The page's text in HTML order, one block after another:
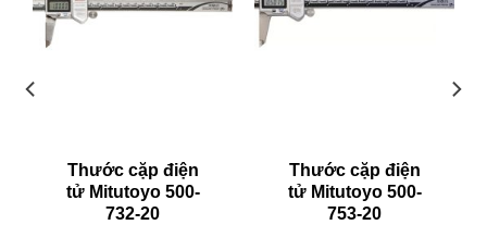
4.8/5 - (11 bình chọn)
Thước cặp điện
tử Mitutoyo 500-
732-20
Thước cặp điện
tử Mitutoyo 500-
753-20